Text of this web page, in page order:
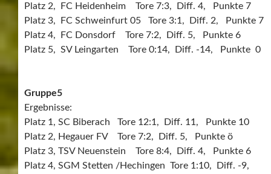
Platz 2, FC Heidenheim Tore 7:3, Diff. 4, Punkte 7
Platz 3, FC Schweinfurt 05 Tore 3:1, Diff. 2, Punkte 7
Platz 4, FC Donsdorf Tore 7:2, Diff. 5, Punkte 6
Platz 5, SV Leingarten Tore 0:14, Diff. -14, Punkte 0
Gruppe5
Ergebnisse:
Platz 1, SC Biberach Tore 12:1, Diff. 11, Punkte 10
Platz 2, Hegauer FV Tore 7:2, Diff. 5, Punkte ö
Platz 3, TSV Neuenstein Tore 8:4, Diff. 4, Punkte 6
Platz 4, SGM Stetten /Hechingen Tore 1:10, Diff. -9,